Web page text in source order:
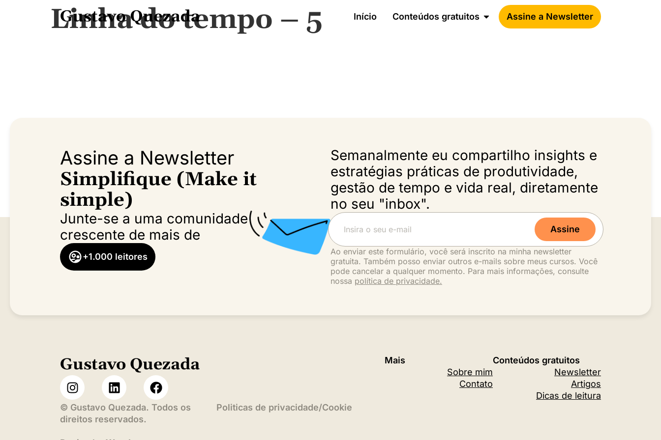
Início Conteúdos gratuitos Assine a Newsletter
Linha do tempo – 5
Assine a Newsletter
Simplifique (Make it
simple)
Junte-se a uma comunidade
crescente de mais de
+1.000 leitores
Semanalmente eu compartilho insights e
estratégias práticas de produtividade,
gestão de tempo e vida real, diretamente
no seu "inbox".
Assine
Ao enviar este formulário, você será inscrito na minha newsletter
gratuita. Também posso enviar outros e-mails sobre meus cursos. Você
pode cancelar a qualquer momento. Para mais informações, consulte
nossa política de privacidade.
Gustavo Quezada
Mais
Sobre mim
Contato
Conteúdos gratuitos
Newsletter
Artigos
Dicas de leitura
© Gustavo Quezada. Todos os
direitos reservados.
Politicas de privacidade/Cookie